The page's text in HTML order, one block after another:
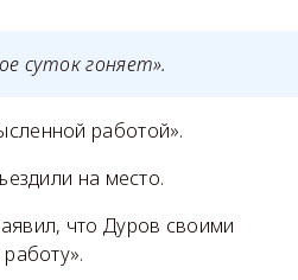
суток гоняет».
работой».
на место.
что Дуров своими